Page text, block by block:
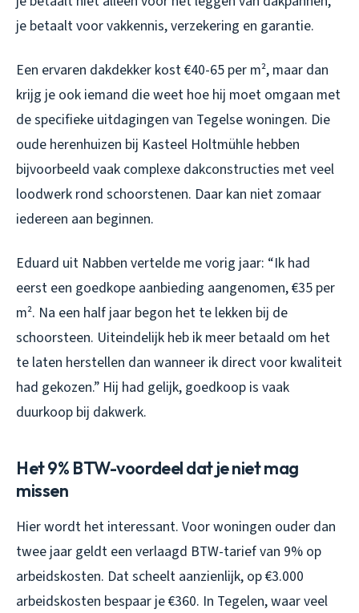
je betaalt voor vakkennis, verzekering en garantie.
Een ervaren dakdekker kost €40-65 per m², maar dan
krijg je ook iemand die weet hoe hij moet omgaan met
de specifieke uitdagingen van Tegelse woningen. Die
oude herenhuizen bij Kasteel Holtmühle hebben
bijvoorbeeld vaak complexe dakconstructies met veel
loodwerk rond schoorstenen. Daar kan niet zomaar
iedereen aan beginnen.
Eduard uit Nabben vertelde me vorig jaar: “Ik had
eerst een goedkope aanbieding aangenomen, €35 per
m². Na een half jaar begon het te lekken bij de
schoorsteen. Uiteindelijk heb ik meer betaald om het
te laten herstellen dan wanneer ik direct voor kwaliteit
had gekozen.” Hij had gelijk, goedkoop is vaak
duurkoop bij dakwerk.
Het 9% BTW-voordeel dat je niet mag
missen
Hier wordt het interessant. Voor woningen ouder dan
twee jaar geldt een verlaagd BTW-tarief van 9% op
arbeidskosten. Dat scheelt aanzienlijk, op €3.000
arbeidskosten bespaar je €360. In Tegelen, waar veel